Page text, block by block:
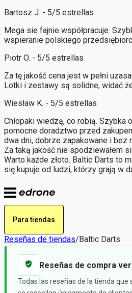
Bartosz J. - 5/5 estrellas
Mega sie fajnie współpracuje.
wspieranie polskiego
Piotr O. - 5/5 estrellas
Za tę jakość cena jest w pełni
Lotki i zestawy są solidne, widać
Wiesław K. - 5/5 estrellas
Chłopaki wiedzą, co robią. Szybka
pomocne doradztwo przed
dwa dni, dobrze zapakowane i bez
Za taką jakość nie spodziewałem
Warto każde złoto. Baltic Darts to
się kupuje od ludzi, którzy grają w
Para tiendas
Reseñas de tiendas/Baltic Darts
Reseñas de compra
Todas las reseñas de la tienda que